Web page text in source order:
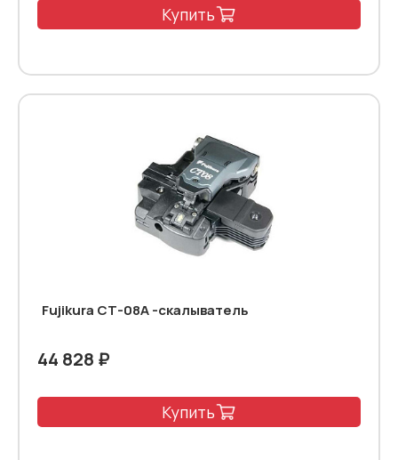
Купить
Fujikura СТ-08A -скалыватель
44 828 ₽
Купить